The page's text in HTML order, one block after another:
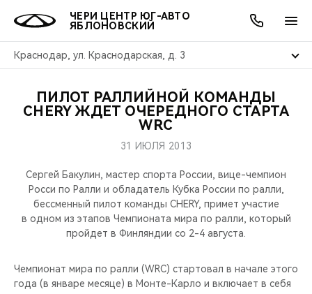
ЧЕРИ ЦЕНТР ЮГ-АВТО
ЯБЛОНОВСКИЙ
Краснодар, ул. Краснодарская, д. 3
МОДЕЛИ
КРОССОВЕРЫ
СЕДАНЫ
НОВИНКИ
ПОКУПАТЕЛЯМ
КРЕДИТ И СТРАХОВАНИЕ
ВЛАДЕЛЬЦАМ
ЗАПЧАСТИ И АКСЕССУАРЫ
ПОДДЕРЖКА
МИР CHERY
О БРЕНДЕ
CHERY В СОЦСЕТЯХ
БЛАГОТВОРИТЕЛЬНОСТЬ
АКЦИИ
ОНЛАЙН СЕРВИСЫ
КРЕДИТ
О КОМПАНИИ
МЫ В СОЦСЕТЯХ
ПИЛОТ РАЛЛИЙНОЙ КОМАНДЫ
CHERY ЖДЕТ ОЧЕРЕДНОГО СТАРТА
WRC
31 ИЮЛЯ 2013
Сергей Бакулин, мастер спорта России, вице-чемпион
Росси по Ралли и обладатель Кубка России по ралли,
бессменный пилот команды CHERY, примет участие
в одном из этапов Чемпионата мира по ралли, который
пройдет в Финляндии со 2-4 августа.
Чемпионат мира по ралли (WRC) стартовал в начале этого
года (в январе месяце) в Монте-Карло и включает в себя